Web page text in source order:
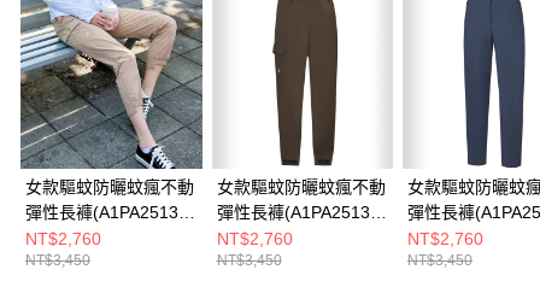
2.透過簡訊連結打開帳單後，可選擇「超商條碼／台灣大直營門市／銀行轉
帳／街口支付／iPASS MONEY」等通路繳費。
【注意事項】
1.本服務係由「台灣大哥大股份有限公司」（以下簡稱本公司）所提供，讓
用戶於交易時，得透過本服務購買商品或服務，並由商店將買賣／分期付款
買賣價金債權讓與本公司後，依約使用本公司帳單繳交帳款。
2.基於同意付款使用「大哥付你分期」之契約關係目的，商店將以您的個人
資料（包含姓名、電話或地址）提供予台灣大哥大進項蒐集、處理及利用，
由本公司與您本人進行分期帳單所需資料之確認、核對及更正。
3.完整用戶服務條款，請詳閱以下連結：
https://oppay.tw/userRule
每筆NT$80，滿NT$790(含以上)免運費
萊爾富取貨付款
每筆NT$80，滿NT$790(含以上)免運費
付款後萊爾富取貨
每筆NT$80，滿NT$790(含以上)免運費
7-11取貨付款
每筆NT$80，滿NT$790(含以上)免運費
女款驅蚊防曬蚊瘋不動
彈性長褲(A1PA2513W
蜜茶棕/機能長褲/防蚊
褲)
NT$2,760
NT$3,450
女款驅蚊防曬蚊瘋不動
彈性長褲(A1PA2513W
鐵褐/機能長褲/防蚊褲)
NT$2,760
NT$3,450
女款驅蚊防曬蚊
彈性長褲
墨藍/機能長褲/防
NT$2,760
NT$3,450